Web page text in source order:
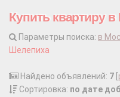
Купить квартиру
Параметры поиска: в
Шелепиха
Найдено объявлений: 7
Сортировка: по дате